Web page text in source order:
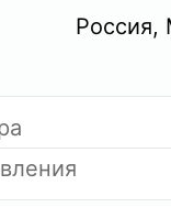
Россия,